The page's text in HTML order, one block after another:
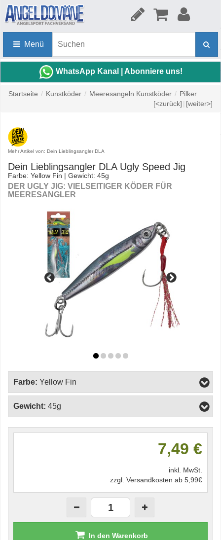
Menü
WhatsApp Kanal | Abonniere uns!
Startseite / Kunstköder / Meeresangeln Kunstköder / Pilker
[<zurück] | [weiter>]
Mehr Artikel von: Dein Lieblingsangler DLA
Dein Lieblingsangler DLA Ugly Speed Jig
Farbe: Yellow Fin | Gewicht: 45g
DER UGLY JIG: VIELSEITIGER KÖDER FÜR
MEERESANGLER
Farbe: Yellow Fin
Gewicht: 45g
7,49 €
inkl. MwSt.
zzgl. Versandkosten ab 5,99€
In den Warenkorb